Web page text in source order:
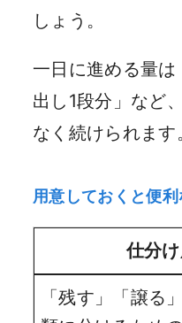
しょう。
一日に進める量は
出し1段分」など
なく続けられます
用意しておくと便
仕分
「残す」「譲る